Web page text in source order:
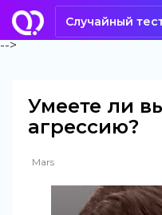
Случайный
-->
Умеете ли
агрессию?
Mars